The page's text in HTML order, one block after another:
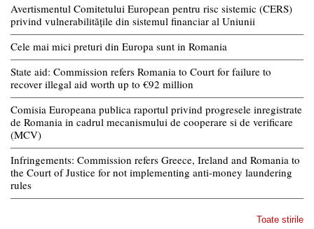
Avertismentul Comitetului European pentru risc sistemic (CERS)
privind vulnerabilitățile din sistemul financiar al Uniunii
Cele mai mici preturi din Europa sunt in Romania
State aid: Commission refers Romania to Court for failure to
recover illegal aid worth up to €92 million
Comisia Europeana publica raportul privind progresele inregistrate
de Romania in cadrul mecanismului de cooperare si de verificare
(MCV)
Infringements: Commission refers Greece, Ireland and Romania to
the Court of Justice for not implementing anti-money laundering
rules
Toate stirile